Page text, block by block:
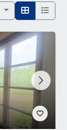
Next